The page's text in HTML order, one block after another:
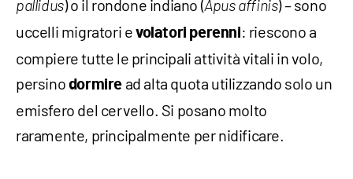
pallidus) o il rondone indiano (Apus affinis) – sono
uccelli migratori evolatori perenni: riescono a
compiere tutte le principali attività vitali in volo,
persino dormire ad alta quota utilizzando solo un
emisfero del cervello. Si posano molto
raramente, principalmente per nidificare.